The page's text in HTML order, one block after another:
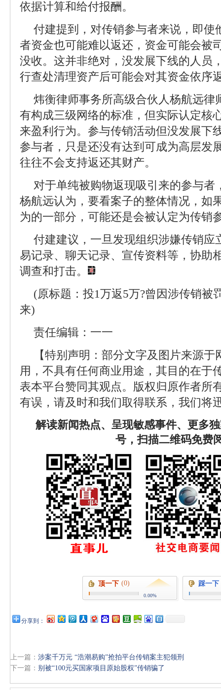
依据计算和给付报酬。
付建提到，对传销参与者来说，即使
者资金也可能难以返还，资金可能会被
没收。这并非绝对，没发展下线的人员
行查处清理资产后可能会对其资金依序
炜衡律师事务所高级合伙人杨航远律
有构成三级网络的标准，但实际认定核
来盈利行为。参与传销活动但没发展下
参与者，只是还没有达到可成为高层发
往往不会支持返还其财产。
对于单纯被购物返现吸引来的参与者
杨航远认为，要看案子的整体情况，如
为的一部分，可能还是会被认定为传销
付建建议，一旦发现组织涉嫌传销应
易记录、聊天记录、宣传资料等，协助
调查和打击。
(原标题：投1万返5万?曾因涉传销被
来)
责任编辑：一一
【特别声明：部分文字及图片来源
用，不具有任何商业用途，其目的在于
表本平台赞同其观点。版权归原作者所
有误，请及时和我们取得联系，我们将
解读新闻热点、呈现敏感事件、更多
号，扫描二维码免费
顶一下 (0)
0.00%
踩一下
分享到：
上一篇： 涉案千万元 “浩潮易购”抢拍平台传销案主犯领刑
下一篇： 别被“100元买国家项目原始股权”传销骗了